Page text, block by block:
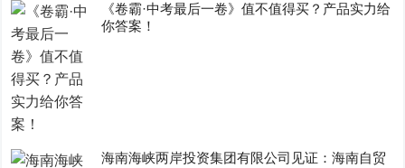
《卷霸·中考最后一卷》值不值得买？产品实力给
你答案！
海南海峡两岸投资集团有限公司见证：海南自贸